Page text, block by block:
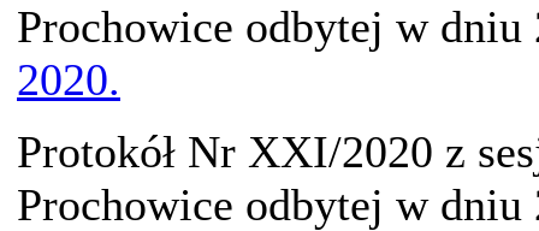
Prochowice odbytej w
2020.
Protokół Nr XXI/2020 z
Prochowice odbytej w